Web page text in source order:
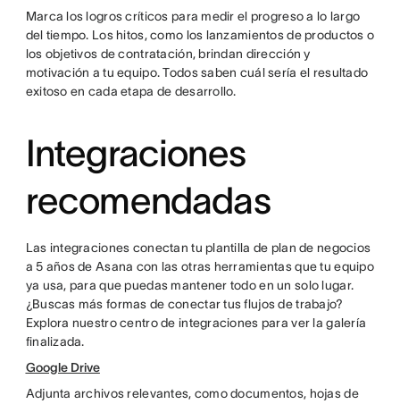
Marca los logros críticos para medir el progreso a lo largo
del tiempo. Los hitos, como los lanzamientos de productos o
los objetivos de contratación, brindan dirección y
motivación a tu equipo. Todos saben cuál sería el resultado
exitoso en cada etapa de desarrollo.
Integraciones
recomendadas
Las integraciones conectan tu plantilla de plan de negocios
a 5 años de Asana con las otras herramientas que tu equipo
ya usa, para que puedas mantener todo en un solo lugar.
¿Buscas más formas de conectar tus flujos de trabajo?
Explora nuestro centro de integraciones para ver la galería
finalizada.
Google Drive
Adjunta archivos relevantes, como documentos, hojas de